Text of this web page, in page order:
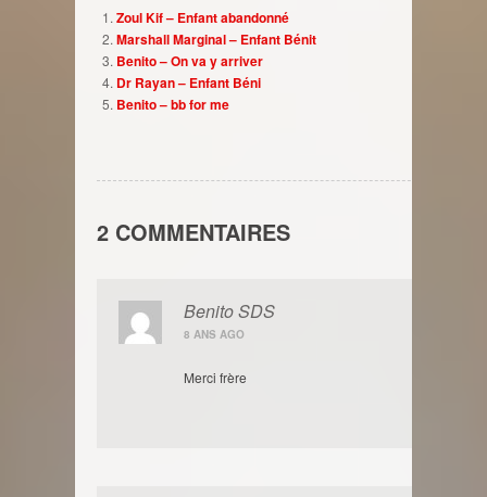
Zoul Kif – Enfant abandonné
Marshall Marginal – Enfant Bénit
Benito – On va y arriver
Dr Rayan – Enfant Béni
Benito – bb for me
2 COMMENTAIRES
Benito SDS
8 ANS AGO
Merci frère